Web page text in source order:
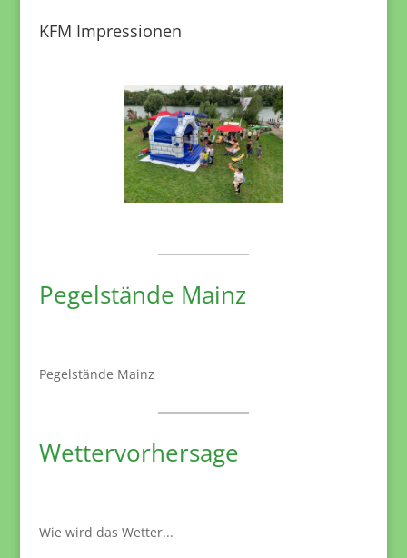
KFM Impressionen
Pegelstände Mainz
Pegelstände Mainz
Wettervorhersage
Wie wird das Wetter...